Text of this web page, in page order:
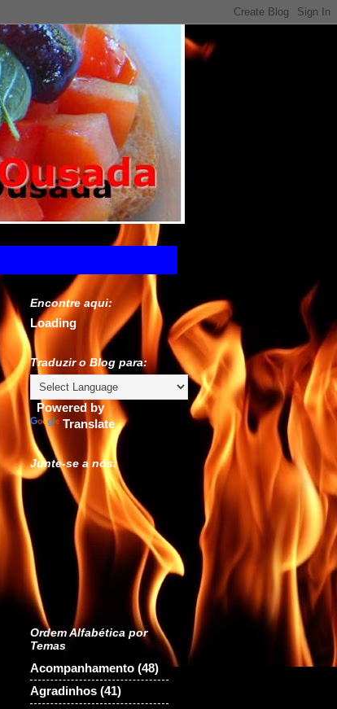
Encontre aqui:
Loading
Traduzir o Blog para:
Powered by
Translate
Junte-se a nós:
Ordem Alfabética por
Temas
Acompanhamento (48)
Agradinhos (41)